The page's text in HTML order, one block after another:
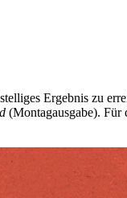
Ergebnis zu
(Montagausgabe). Für